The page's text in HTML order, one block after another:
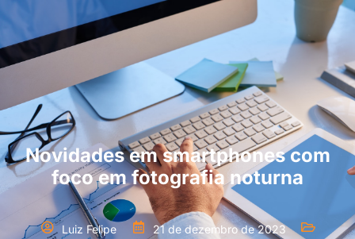
Novidades em smartphones com
foco em fotografia noturna
Luiz Felipe
21 de dezembro de 2023